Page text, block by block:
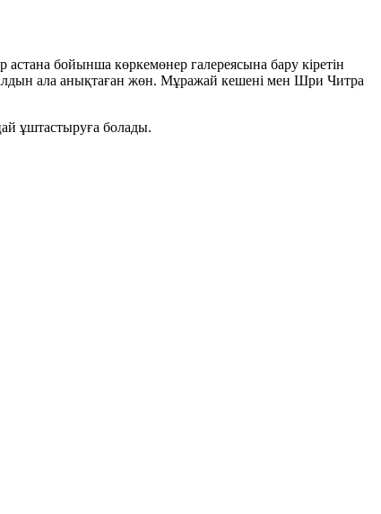
бойынша көркемөнер галереясына бару кіретін
ала анықтаған жөн. Мұражай кешені мен Шри Читра
ұштастыруға болады.